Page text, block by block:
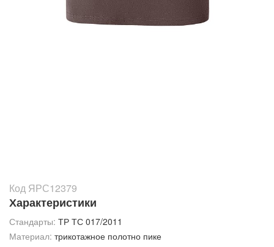
Код ЯРС12379
Характеристики
Стандарты: ТР ТС 017/2011
Материал: трикотажное полотно пике